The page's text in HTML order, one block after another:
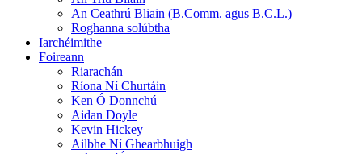
An Ceathrú Bliain (B.Comm. agus B.C.L.)
Roghanna solúbtha
Iarchéimithe
Foireann
Riarachán
Ríona Ní Churtáin
Ken Ó Donnchú
Aidan Doyle
Kevin Hickey
Ailbhe Ní Ghearbhuigh